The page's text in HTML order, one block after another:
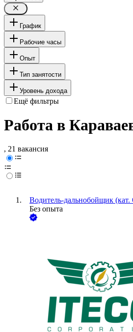
График
Рабочие часы
Опыт
Тип занятости
Уровень дохода
Ещё фильтры
Работа в
, 21 вакансия
Водитель-дальнобойщик (кат.
Без опыта